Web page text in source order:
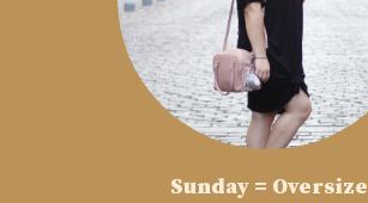
Sunday = Oversize